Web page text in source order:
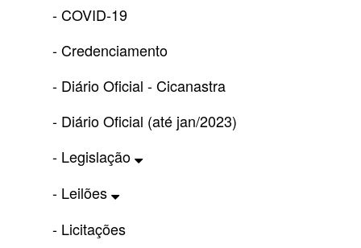
- COVID-19
- Credenciamento
- Diário Oficial - Cicanastra
- Diário Oficial (até jan/2023)
- Legislação
- Leilões
- Licitações